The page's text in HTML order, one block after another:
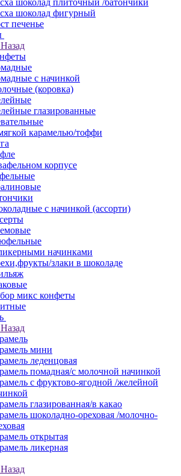
шоколад плиточный /батончики
шоколад фигурный
печенье
Назад
с начинкой
(коровка)
глазированные
карамелью/тоффи
корпусе
с начинкой (ассорти)
начинками
злаки в шоколаде
микс конфеты
Назад
мини
леденцовая
помадная/с молочной начинкой
с фруктово-ягодной /желейной
глазированная/в какао
шоколадно-ореховая /молочно-
открытая
ликерная
Назад